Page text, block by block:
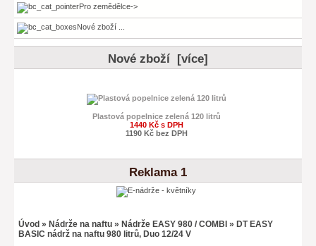
Pro zemědělce->
Nové zboží ...
Nové zboží [více]
Plastová popelnice zelená 120 litrů
1440 Kč s DPH
1190 Kč bez DPH
Reklama 1
Úvod » Nádrže na naftu » Nádrže EASY 980 / COMBI » DT EASY
BASIC nádrž na naftu 980 litrů, Duo 12/24 V